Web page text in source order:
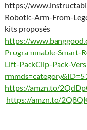
https://
Robotic-Arm-From-
kits proposés
https://
Programmable-Smart-
Lift-PackClip-Pack-
https://amzn.to/
https://amzn.to/